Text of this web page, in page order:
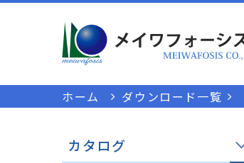
ホーム ダウンロード一覧
カタログ